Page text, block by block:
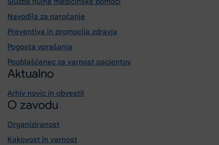
Navodila za naročanje
Preventiva in promocija zdravja
Pogosta vprašanja
Pooblaščenec za varnost pacientov
Aktualno
Arhiv novic in obvestil
O zavodu
Organiziranost
Kakovost in varnost